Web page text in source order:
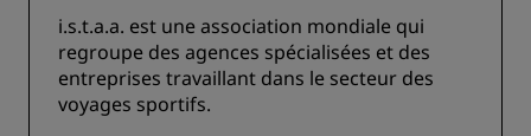
i.s.t.a.a. est une association mondiale qui
regroupe des agences spécialisées et des
entreprises travaillant dans le secteur des
voyages sportifs.